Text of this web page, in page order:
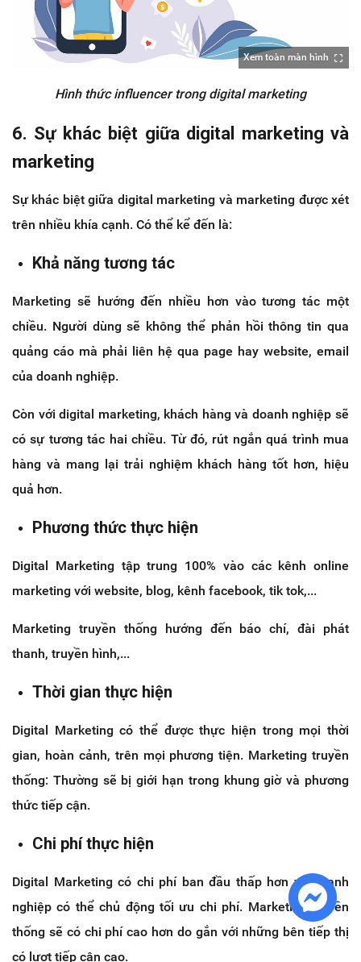
Xem toàn màn hình
Hình thức influencer trong digital marketing
6. Sự khác biệt giữa digital marketing và
marketing
Sự khác biệt giữa digital marketing và marketing được xét
trên nhiều khía cạnh. Có thể kể đến là:
Khả năng tương tác
Marketing sẽ hướng đến nhiều hơn vào tương tác một
chiều. Người dùng sẽ không thể phản hồi thông tin qua
quảng cáo mà phải liên hệ qua page hay website, email
của doanh nghiệp.
Còn với digital marketing, khách hàng và doanh nghiệp sẽ
có sự tương tác hai chiều. Từ đó, rút ngắn quá trình mua
hàng và mang lại trải nghiệm khách hàng tốt hơn, hiệu
quả hơn.
Phương thức thực hiện
Digital Marketing tập trung 100% vào các kênh online
marketing với website, blog, kênh facebook, tik tok,...
Marketing truyền thống hướng đến báo chí, đài phát
thanh, truyền hình,...
Thời gian thực hiện
Digital Marketing có thể được thực hiện trong mọi thời
gian, hoàn cảnh, trên mọi phương tiện. Marketing truyền
thống: Thường sẽ bị giới hạn trong khung giờ và phương
thức tiếp cận.
Chi phí thực hiện
Digital Marketing có chi phí ban đầu thấp hơn và doanh
nghiệp có thể chủ động tối ưu chi phí. Marketing truyền
thống sẽ có chi phí cao hơn do gắn với những bên tiếp thị
có lượt tiếp cận cao.